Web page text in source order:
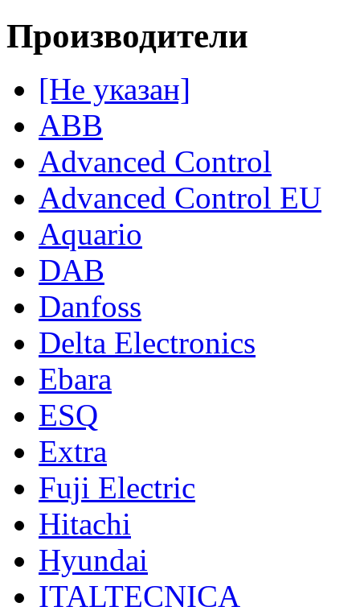
Производители
[Не указан]
ABB
Advanced Control
Advanced Control EU
Aquario
DAB
Danfoss
Delta Electronics
Ebara
ESQ
Extra
Fuji Electric
Hitachi
Hyundai
ITALTECNICA